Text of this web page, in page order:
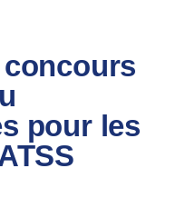
pour les